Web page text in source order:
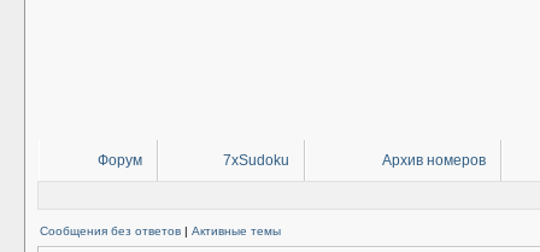
Форум 7xSudoku Архив номеров
Сообщения без ответов | Активные темы